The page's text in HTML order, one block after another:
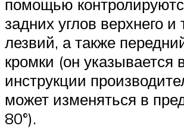
помощью
задних углов верхнего и
лезвий, а также
кромки (он указывается
инструкции
может изменяться в
80°).